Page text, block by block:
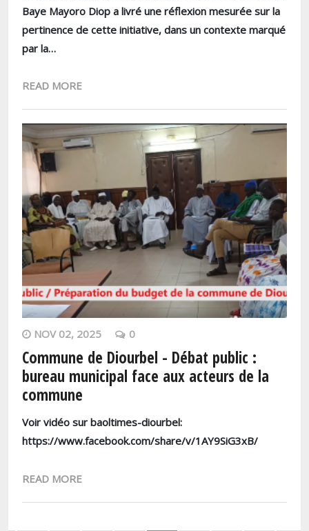
Baye Mayoro Diop a livré une réflexion mesurée sur la
pertinence de cette initiative, dans un contexte marqué
par la…
READ MORE
NOV 02, 2025 0
Commune de Diourbel - Débat public :
bureau municipal face aux acteurs de la
commune
Voir vidéo sur baoltimes-diourbel:
https://www.facebook.com/share/v/1AY9SiG3xB/
READ MORE